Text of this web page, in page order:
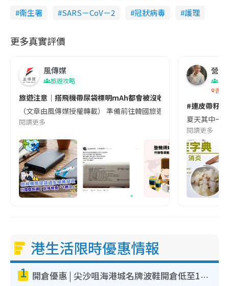
衞生署
SARS－CoV－2 冠狀病毒 護理
更多真實評價
風傳媒
旅遊攻略
旅遊注意｜搭飛機帶尿袋標明mAh都會被沒收😱出發前切記檢查
（文章由風傳媒授權轉載） 準備前往韓國旅遊的民眾，近期要
閱讀更多
營養
香港
#連皮帶籽
夏天其中一
閱讀更多
港生活限時優惠情報
1 開倉優惠 | 尖沙咀海港城名牌波鞋開倉低至1折！On鞋$899起／Joy&Peace鞋履$98起